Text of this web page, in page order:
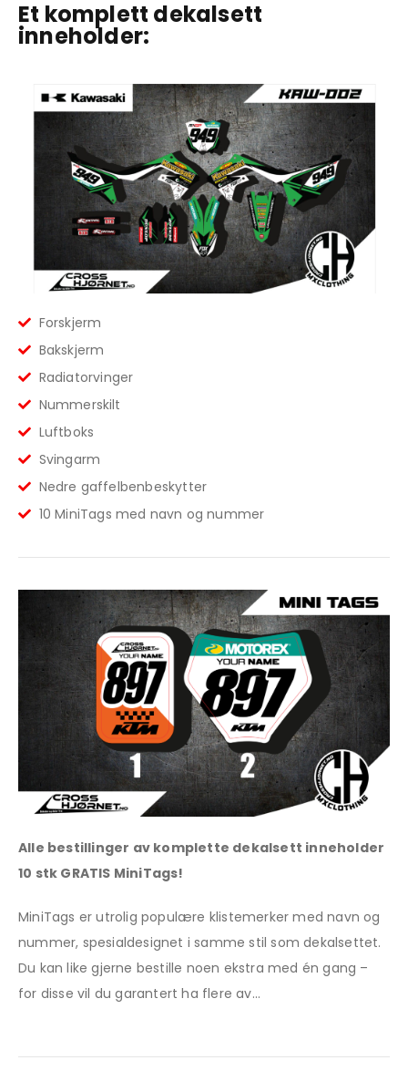
Et komplett dekalsett
inneholder:
Forskjerm
Bakskjerm
Radiatorvinger
Nummerskilt
Luftboks
Svingarm
Nedre gaffelbenbeskytter
10 MiniTags med navn og nummer
Alle bestillinger av komplette dekalsett inneholder
10 stk GRATIS MiniTags!
MiniTags er utrolig populære klistemerker med navn og
nummer, spesialdesignet i samme stil som dekalsettet.
Du kan like gjerne bestille noen ekstra med én gang –
for disse vil du garantert ha flere av…